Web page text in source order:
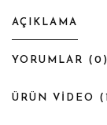
AÇIKLAMA
YORUMLAR ( 0 )
ÜRÜN VİDEO ( 1